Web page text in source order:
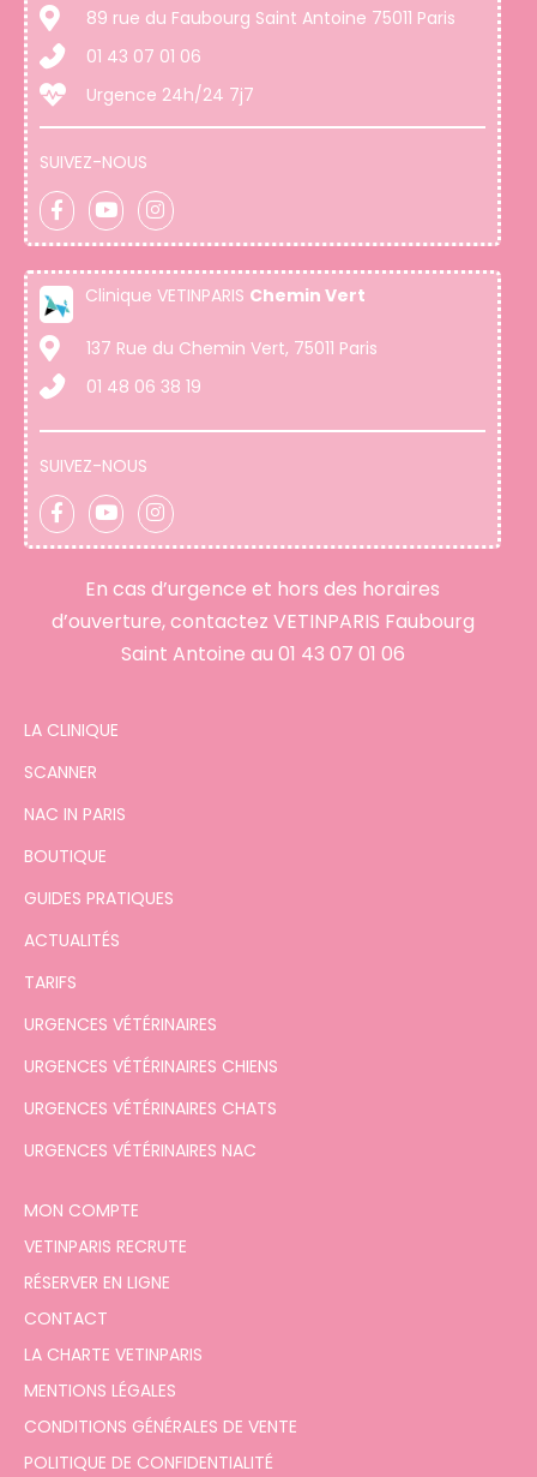
89 rue du Faubourg Saint Antoine 75011 Paris
01 43 07 01 06
Urgence 24h/24 7j7
SUIVEZ-NOUS
Clinique VETINPARIS Chemin Vert
137 Rue du Chemin Vert, 75011 Paris
01 48 06 38 19
SUIVEZ-NOUS
En cas d’urgence et hors des horaires
d’ouverture, contactez VETINPARIS Faubourg
Saint Antoine au 01 43 07 01 06
LA CLINIQUE
SCANNER
NAC IN PARIS
BOUTIQUE
GUIDES PRATIQUES
ACTUALITÉS
TARIFS
URGENCES VÉTÉRINAIRES
URGENCES VÉTÉRINAIRES CHIENS
URGENCES VÉTÉRINAIRES CHATS
URGENCES VÉTÉRINAIRES NAC
MON COMPTE
VETINPARIS RECRUTE
RÉSERVER EN LIGNE
CONTACT
LA CHARTE VETINPARIS
MENTIONS LÉGALES
CONDITIONS GÉNÉRALES DE VENTE
POLITIQUE DE CONFIDENTIALITÉ